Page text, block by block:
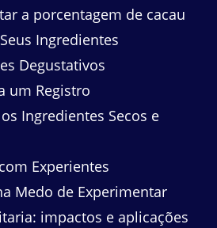
a porcentagem de cacau
Ingredientes
Degustativos
um Registro
Ingredientes Secos e
Experientes
Medo de Experimentar
impactos e aplicações